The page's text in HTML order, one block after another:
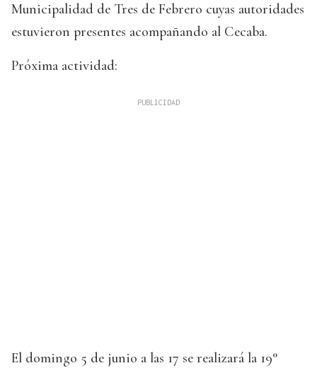
Municipalidad de Tres de Febrero cuyas autoridades
estuvieron presentes acompañando al Cecaba.
Próxima actividad:
El domingo 5 de junio a las 17 se realizará la 19°